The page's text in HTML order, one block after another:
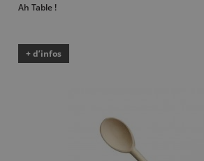
Ah Table !
+ d’infos